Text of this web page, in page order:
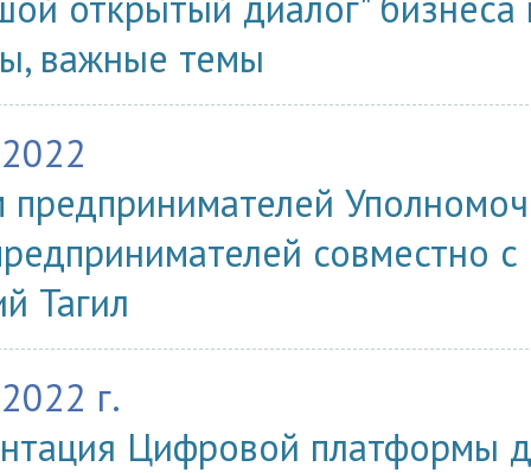
важные темы
совместно с
Тагил
г.
Цифровой платформы